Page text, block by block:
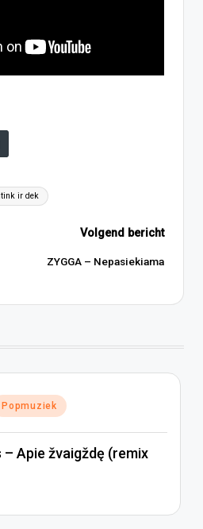
ir dek
Volgend bericht
ZYGGA – Nepasiekiama
Popmuziek
Apie žvaigždę (remix